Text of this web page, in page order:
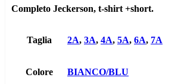
Completo Jeckerson, t-shirt +short.
Taglia 2A, 3A, 4A, 5A, 6A, 7A
Colore BIANCO/BLU